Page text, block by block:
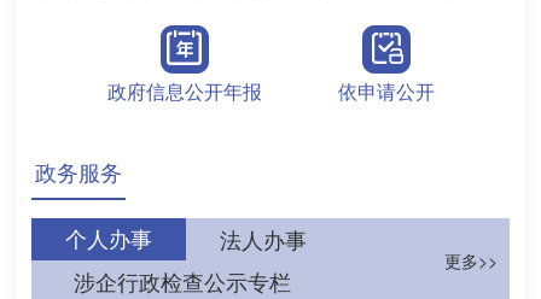
政府信息公开年报 依申请公开
政务服务
个人办事
法人办事
涉企行政检查公示专栏
更多>>